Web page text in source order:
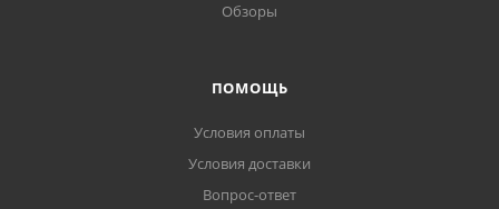
Обзоры
ПОМОЩЬ
Условия оплаты
Условия доставки
Вопрос-ответ